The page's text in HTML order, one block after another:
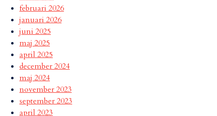
februari 2026
januari 2026
juni 2025
maj 2025
april 2025
december 2024
maj 2024
november 2023
september 2023
april 2023